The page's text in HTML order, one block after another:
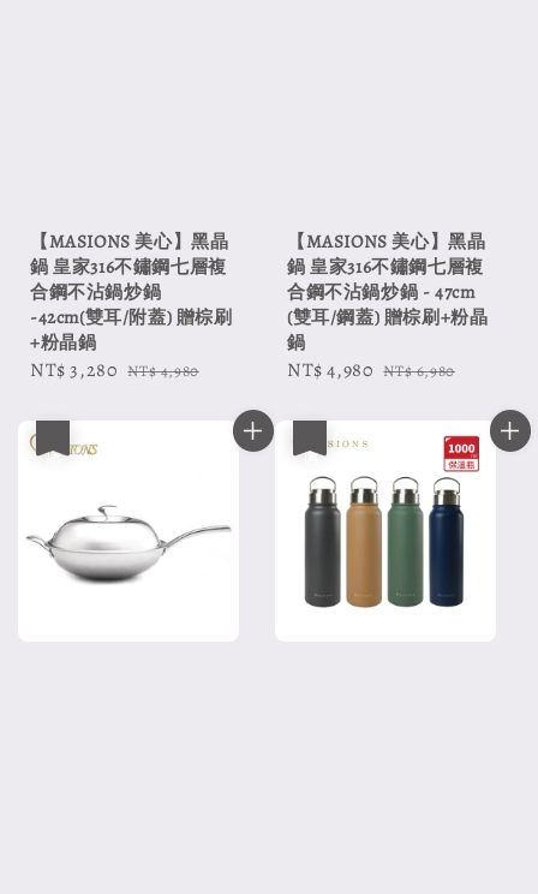
【MASIONS 美心】黑晶
鍋 皇家316不鏽鋼七層複
合鋼不沾鍋炒鍋
-42cm(雙耳/附蓋) 贈棕刷
+粉晶鍋
Sale
NT$ 3,280 Regular
NT$ 4,980
【MASIONS 美心】黑晶
鍋 皇家316不鏽鋼七層複
合鋼不沾鍋炒鍋 - 47cm
(雙耳/鋼蓋) 贈棕刷+粉晶
鍋
Sale
NT$ 4,980 Regular
NT$ 6,980